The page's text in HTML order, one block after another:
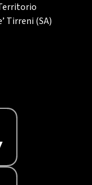
Tirreni (SA)